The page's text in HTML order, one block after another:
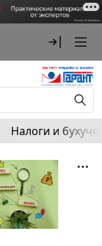
Налоги и